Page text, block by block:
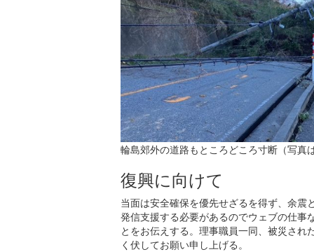
輪島郊外の道路もところどころ寸断（写真
復興に向けて
当面は安全確保を優先せざるを得ず、余
発信支援する必要があるのでウェブの仕事
とをお伝えする。理事職員一同、被災さ
く伏してお願い申し上げる。